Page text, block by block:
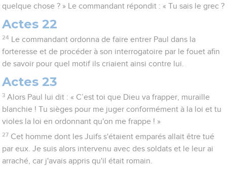
quelque chose ? » Le commandant répondit : « Tu sais le grec ?
Actes 22
24
Le commandant ordonna de faire entrer Paul dans la
forteresse et de procéder à son interrogatoire par le fouet afin
de savoir pour quel motif ils criaient ainsi contre lui.
Actes 23
3 Alors Paul lui dit : « C’est toi que Dieu va frapper, muraille
blanchie ! Tu sièges pour me juger conformément à la loi et tu
violes la loi en ordonnant qu'on me frappe ! »
27 Cet homme dont les Juifs s'étaient emparés allait être tué
par eux. Je suis alors intervenu avec des soldats et le leur ai
arraché, car j'avais appris qu'il était romain.